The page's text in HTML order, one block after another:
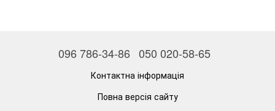
096 786-34-86 050 020-58-65
Контактна інформація
Повна версія сайту